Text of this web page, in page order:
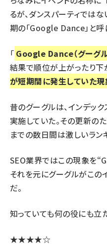
るが、ダンスパーティでは
期の「Google Dance」と
「 Google Dance（グーグル
結果で順位が上がったり下
が短期間に発生していた現
昔のグーグルは、インデッ
実施していた。その更新の
までの数日間は激しいラン
SEO業界ではこの現象を
それを元にグーグルがこの
だ。
知っていても何の役にも立
★★★★☆